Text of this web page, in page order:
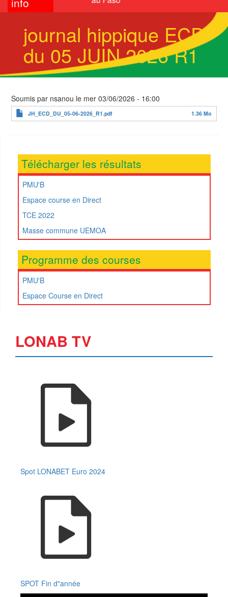
journal hippique ECD
du 05 JUIN 2026 R1
Soumis par nsanou le mer 03/06/2026 - 16:00
JH_ECD_DU_05-06-2026_R1.pdf 1.36 Mo
Télécharger les résultats
PMU'B
Espace course en Direct
TCE 2022
Masse commune UEMOA
Programme des courses
PMU'B
Espace Course en Direct
LONAB TV
Spot LONABET Euro 2024
SPOT Fin d"année